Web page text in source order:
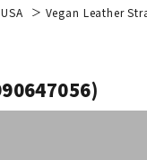
Vegan Leather